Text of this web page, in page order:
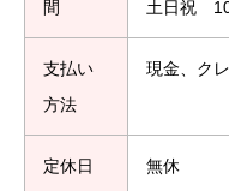
間
土日祝
支払い
方法
現金、ク
定休日
無休